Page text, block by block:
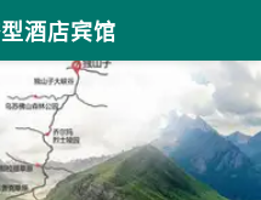
酒店宾馆